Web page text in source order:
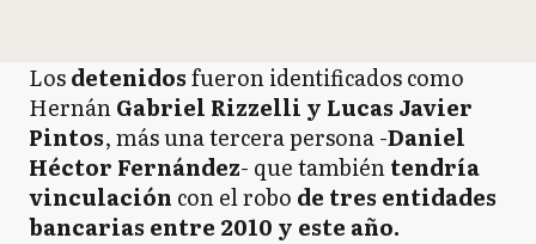
Losdetenidosfueron identificados como
HernánGabriel Rizzelli y Lucas Javier
Pintos, más una tercera persona -Daniel
Héctor Fernández- que tambiéntendría
vinculación con el robo de tres entidades
bancarias entre 2010 y este año.